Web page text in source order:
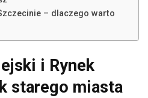
– dlaczego warto
i Rynek
starego miasta